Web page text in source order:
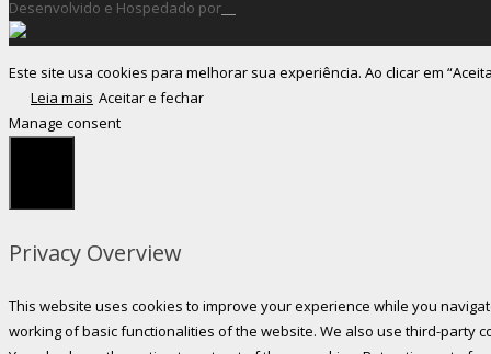
Desenvolvido e Hospedado por
Este site usa cookies para melhorar sua experiência. Ao clicar em
Leia mais Aceitar e fechar
Manage consent
Privacy Overview
This website uses cookies to improve your experience while you
working of basic functionalities of the website. We also use third-party